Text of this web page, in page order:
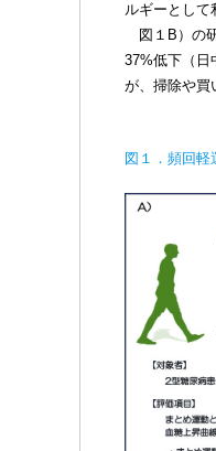
ルギーとして
図１B）の
37%低下（日
が、掃除や買
図１．頻回